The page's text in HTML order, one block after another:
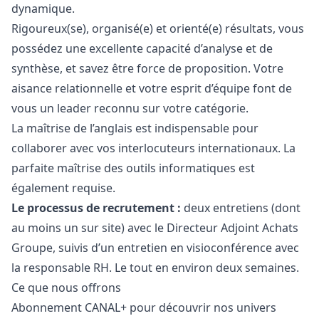
dynamique.
Rigoureux(se), organisé(e) et orienté(e) résultats, vous
possédez une excellente capacité d’analyse et de
synthèse, et savez être force de proposition. Votre
aisance relationnelle et votre esprit d’équipe font de
vous un leader reconnu sur votre catégorie.
La maîtrise de l’anglais est indispensable pour
collaborer avec vos interlocuteurs internationaux. La
parfaite maîtrise des outils informatiques est
également requise.
Le processus de recrutement : deux entretiens (dont
au moins un sur site) avec le Directeur Adjoint Achats
Groupe, suivis d’un entretien en visioconférence avec
la responsable RH. Le tout en environ deux semaines.
Ce que nous offrons
Abonnement CANAL+ pour découvrir nos univers